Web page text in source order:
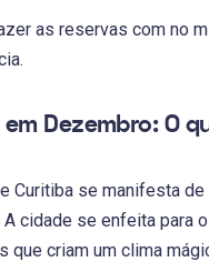
as reservas com no
Dezembro: O
Curitiba se manifesta
cidade se enfeita para
que criam um clima